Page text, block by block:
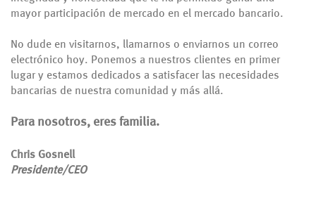
mayor participación de mercado en el mercado bancario.
No dude en visitarnos, llamarnos o enviarnos un correo
electrónico hoy. Ponemos a nuestros clientes en primer
lugar y estamos dedicados a satisfacer las necesidades
bancarias de nuestra comunidad y más allá.
Para nosotros, eres familia.
Chris Gosnell
Presidente/CEO